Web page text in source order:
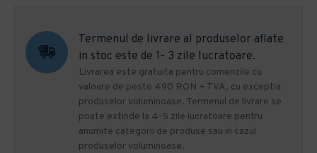
Termenul de livrare al produselor aflate
in stoc este de 1- 3 zile lucratoare.
Livrarea este gratuita pentru comenzile cu
valoare de peste 490 RON + TVA, cu exceptia
produselor voluminoase. Termenul de livrare se
poate extinde la 4-5 zile lucratoare pentru
anumite categorii de produse sau in cazul
produselor voluminoase.